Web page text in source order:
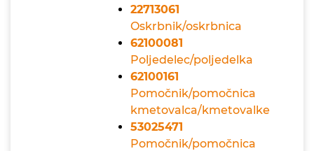
22713061
Oskrbnik/oskrbnica
62100081
Poljedelec/poljedelka
62100161
Pomočnik/pomočnica
kmetovalca/kmetovalke
53025471
Pomočnik/pomočnica